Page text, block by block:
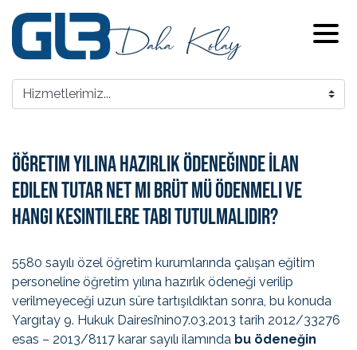
Öğretim Yılına Hazırlık Ödeneğinde İlan
Edilen Tutar Net Mi Brüt Mü Ödenmeli Ve
Hangi Kesintilere Tabi Tutulmalıdır?
5580 sayılı özel öğretim kurumlarında çalışan eğitim
personeline öğretim yılına hazırlık ödeneği verilip
verilmeyeceği uzun süre tartışıldıktan sonra, bu konuda
Yargıtay 9. Hukuk Dairesi’nin07.03.2013 tarih 2012/33276
esas – 2013/8117 karar sayılı ilamında bu ödeneğin